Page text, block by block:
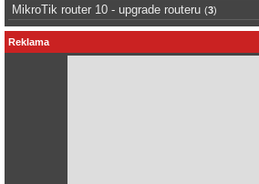
MikroTik router 10 - upgrade routeru (3)
Reklama